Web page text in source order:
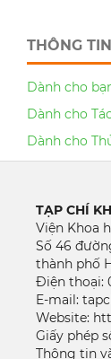
THÔNG TIN
Dành cho
Dành cho
Dành cho
TẠP CHÍ
Viện Khoa
Số 46
thành phố
Điện thoại:
E-mail:
Website:
Giấy phép
Thông tin